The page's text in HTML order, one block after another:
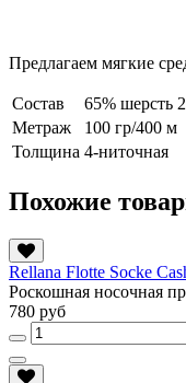
Предлагаем мягкие
Состав
65% шерсть
Метраж
100 гр/400 м
Толщина 4-ниточная
Похожие
Rellana Flotte Socke
Роскошная носочная
780 руб